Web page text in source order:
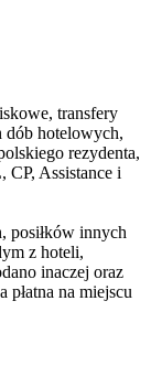
transfery
dób hotelowych,
rezydenta,
Assistance i
posiłków innych
z hoteli,
inaczej oraz
na miejscu